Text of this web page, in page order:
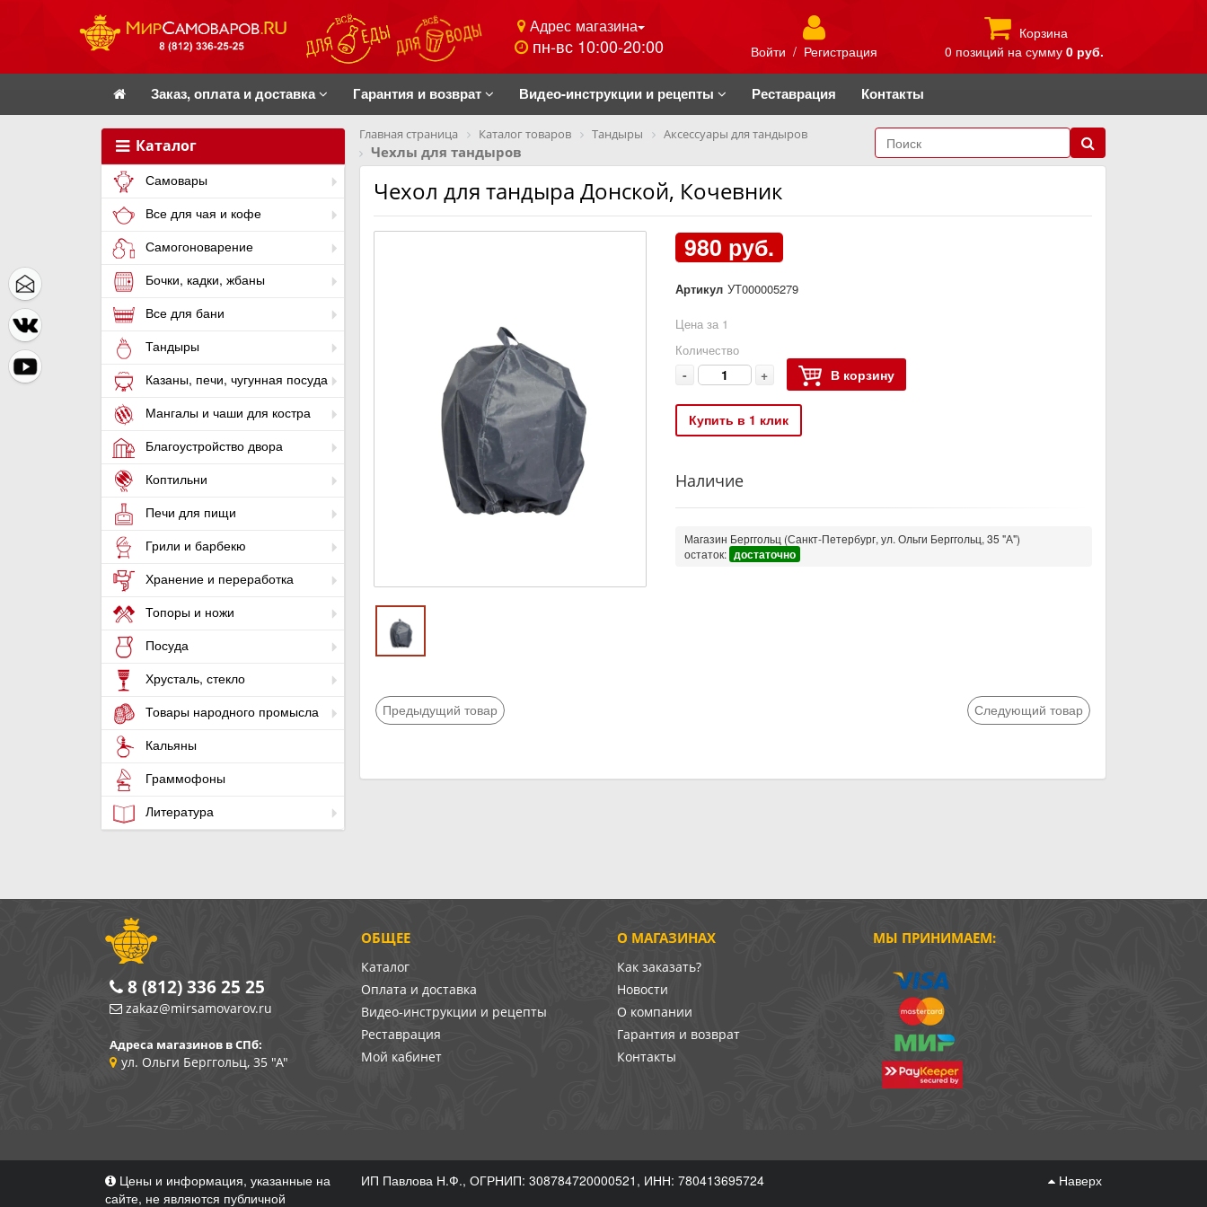
Адрес магазина
пн-вс 10:00-20:00 Войти / Регистрация
Корзина
0 позиций на сумму 0 руб.
Заказ, оплата и доставка Гарантия и возврат Видео-инструкции и рецепты Реставрация Контакты
Каталог
Самовары
Все для чая и кофе
Самогоноварение
Бочки, кадки, жбаны
Все для бани
Тандыры
Казаны, печи, чугунная посуда
Мангалы и чаши для костра
Благоустройство двора
Коптильни
Печи для пищи
Грили и барбекю
Хранение и переработка
Топоры и ножи
Посуда
Хрусталь, стекло
Товары народного промысла
Кальяны
Граммофоны
Литература
Главная страница Каталог товаров Тандыры Аксессуары для тандыров
Чехлы для тандыров
Чехол для тандыра Донской, Кочевник
980 руб.
Артикул УТ000005279
Цена за 1
Количество
- + В корзину
Купить в 1 клик
Наличие
Магазин Берггольц (Санкт-Петербург, ул. Ольги Берггольц, 35 "А")
остаток: достаточно
Предыдущий товар Следующий товар
О МАГАЗИНАХ
Как заказать?
Новости
О компании
Гарантия и возврат
Контакты
ОБЩЕЕ
Каталог
Оплата и доставка
Видео-инструкции и рецепты
Реставрация
Мой кабинет
МЫ ПРИНИМАЕМ:
8 (812) 336 25 25
zakaz@mirsamovarov.ru
Адреса магазинов в СПб:
ул. Ольги Берггольц, 35 "А"
Цены и информация, указанные на
сайте, не являются публичной
ИП Павлова Н.Ф., ОГРНИП: 308784720000521, ИНН: 780413695724 Наверх